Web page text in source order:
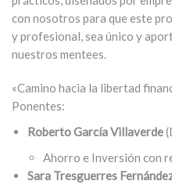
con nosotros para que este
y profesional, sea único y
nuestros mentees.
«Camino hacia la libertad
Ponentes:
Roberto García Villaverde
Ahorro e Inversión con
Sara Tresguerres